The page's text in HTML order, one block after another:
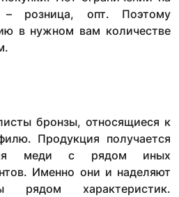
розница, опт. Поэтому
в нужном вам количестве
бронзы, относящиеся к
Продукция получается
меди с рядом иных
Именно они и наделяют
рядом характеристик.